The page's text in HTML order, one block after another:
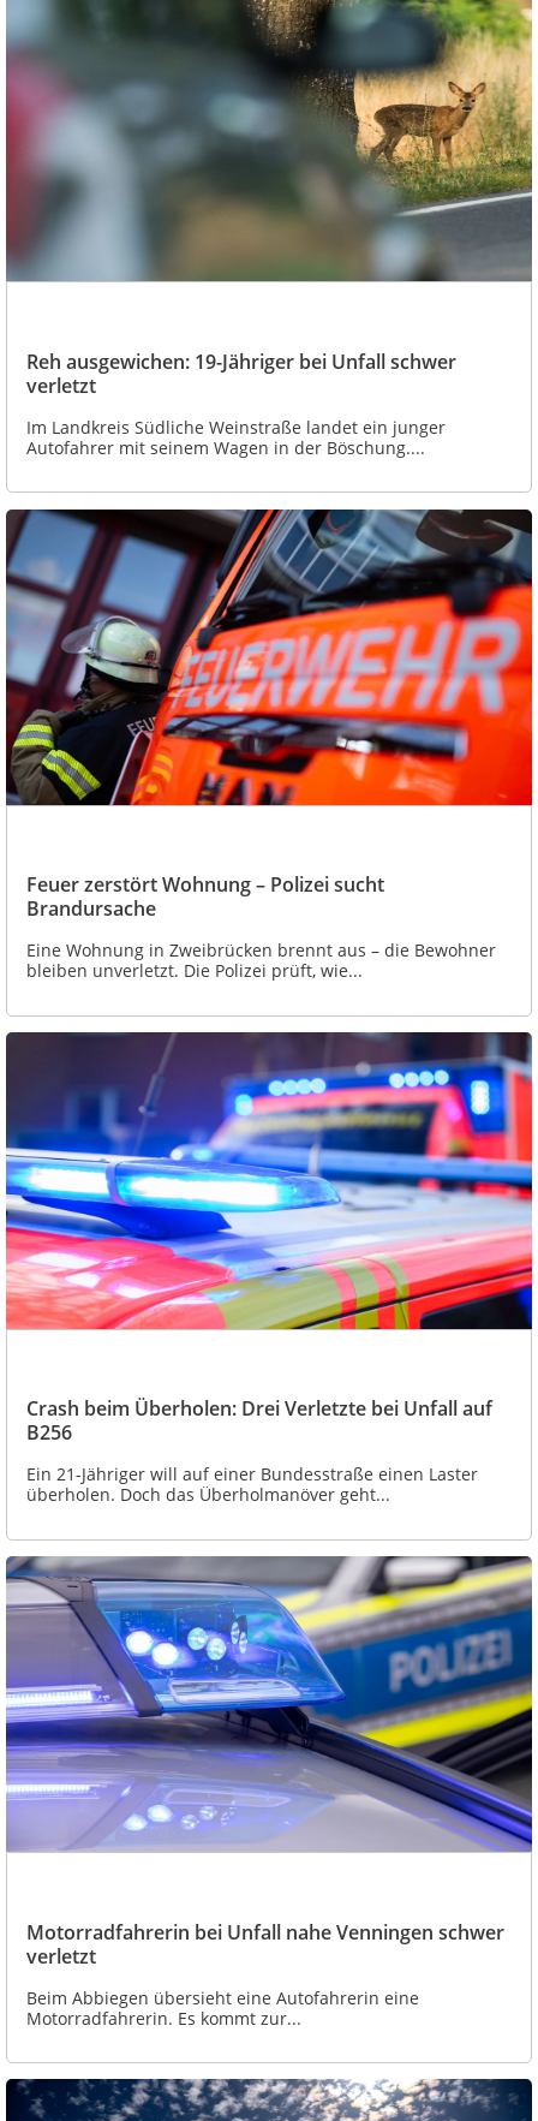
Reh ausgewichen: 19-Jähriger bei Unfall schwer
verletzt
Im Landkreis Südliche Weinstraße landet ein junger
Autofahrer mit seinem Wagen in der Böschung....
Feuer zerstört Wohnung – Polizei sucht
Brandursache
Eine Wohnung in Zweibrücken brennt aus – die Bewohner
bleiben unverletzt. Die Polizei prüft, wie...
Crash beim Überholen: Drei Verletzte bei Unfall auf
B256
Ein 21-Jähriger will auf einer Bundesstraße einen Laster
überholen. Doch das Überholmanöver geht...
Motorradfahrerin bei Unfall nahe Venningen schwer
verletzt
Beim Abbiegen übersieht eine Autofahrerin eine
Motorradfahrerin. Es kommt zur...